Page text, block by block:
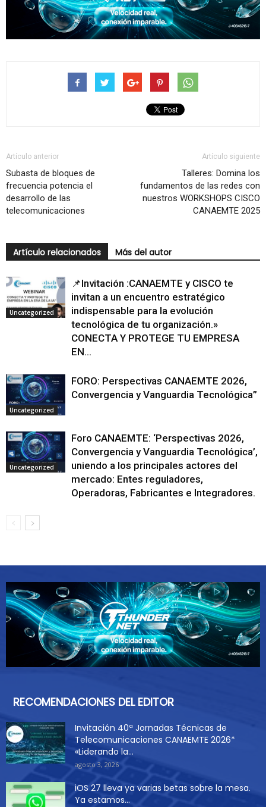
Artículo anterior
Subasta de bloques de
frecuencia potencia el
desarrollo de las
telecomunicaciones
Artículo siguiente
Talleres: Domina los
fundamentos de las redes con
nuestros WORKSHOPS CISCO
CANAEMTE 2025
Artículo relacionados Más del autor
Uncategorized
📌Invitación :CANAEMTE y CISCO te
invitan a un encuentro estratégico
indispensable para la evolución
tecnológica de tu organización.»
CONECTA Y PROTEGE TU EMPRESA
EN...
Uncategorized
FORO: Perspectivas CANAEMTE 2026,
Convergencia y Vanguardia Tecnológica”
Uncategorized
Foro CANAEMTE: ‘Perspectivas 2026,
Convergencia y Vanguardia Tecnológica’,
uniendo a los principales actores del
mercado: Entes reguladores,
Operadoras, Fabricantes e Integradores.
RECOMENDACIONES DEL EDITOR
Invitación 40ª Jornadas Técnicas de
Telecomunicaciones CANAEMTE 2026*
«Liderando la...
agosto 3, 2026
iOS 27 lleva ya varias betas sobre la mesa.
Ya estamos...